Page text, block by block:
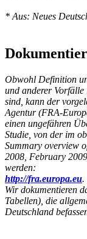
* Aus: Neues
Obwohl Definition
und anderer
sind, kann der
Agentur (FRA-
einen ungefähren
Studie, von der im
Summary overview
2008, February
werden:
http://fra.europa.eu.
Wir dokumentieren
Tabellen), die
Deutschland